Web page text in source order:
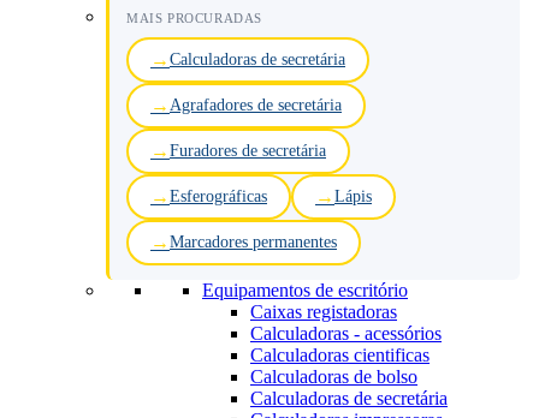
MAIS PROCURADAS
Calculadoras de secretária
Agrafadores de secretária
Furadores de secretária
Esferográficas Lápis
Marcadores permanentes
Equipamentos de escritório
Caixas registadoras
Calculadoras - acessórios
Calculadoras cientificas
Calculadoras de bolso
Calculadoras de secretária